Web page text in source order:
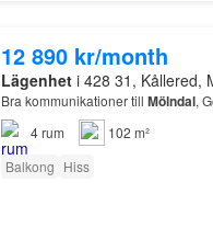
12 890 kr/month
Lägenheti 428 31, Kållered,
Bra kommunikationer till Mölndal,
4rum
102 m²
Balkong Hiss